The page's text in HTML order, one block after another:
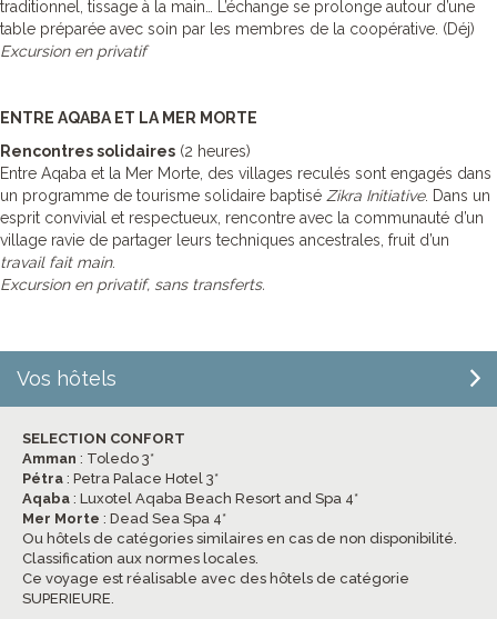
traditionnel, tissage à la main… L’échange se prolonge autour d’une
table préparée avec soin par les membres de la coopérative. (Déj)
Excursion en privatif
ENTRE AQABA ET LA MER MORTE
Rencontres solidaires (2 heures)
Entre Aqaba et la Mer Morte, des villages reculés sont engagés dans
un programme de tourisme solidaire baptisé Zikra Initiative. Dans un
esprit convivial et respectueux, rencontre avec la communauté d’un
village ravie de partager leurs techniques ancestrales, fruit d’un
travail fait main.
Excursion en privatif, sans transferts.
Vos hôtels
SELECTION CONFORT
Amman : Toledo 3*
Pétra : Petra Palace Hotel 3*
Aqaba : Luxotel Aqaba Beach Resort and Spa 4*
Mer Morte : Dead Sea Spa 4*
Ou hôtels de catégories similaires en cas de non disponibilité.
Classification aux normes locales.
Ce voyage est réalisable avec des hôtels de catégorie
SUPERIEURE.